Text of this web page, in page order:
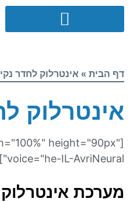
דף הבית » אינטרלוק לחדר נקי
אינטרלוק
height="90px"
voice="he-IL-AvriNeural"]
מערכת